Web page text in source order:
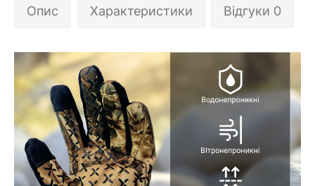
Опис Характеристики Відгуки 0